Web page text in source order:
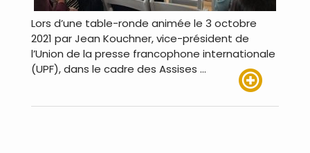
Lors d’une table-ronde animée le 3 octobre
2021 par Jean Kouchner, vice-président de
l’Union de la presse francophone internationale
(UPF), dans le cadre des Assises …